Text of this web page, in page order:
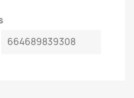
664689839308